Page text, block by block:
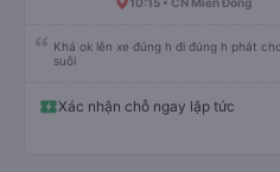
Khá ok lên xe đúng h đi đúng h phát
suôi
Xác nhận chỗ ngay lập tức